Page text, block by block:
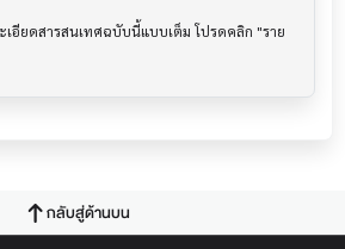
เอียดสารสนเทศฉบับนี้แบบเต็ม โปรดคลิก "ราย
กลับสู่ด้านบน